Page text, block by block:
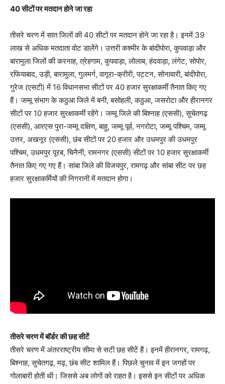
40 सीटों पर मतदान होने जा रहा
तीसरे चरण में सात जिलों की 40 सीटों पर मतदान होने जा रहा है। इनमें 39
लाख से अधिक मतदाता वोट डालेंगे। उत्तरी कश्मीर के बांदीपोरा, कुपवाड़ा और
बारामुला जिलों की करनाह, त्रेहगाम, कुपवाड़ा, लोलाब, हंदवाड़ा, लंगेट, सोपोर,
रफियाबाद, उड़ी, बारामुला, गुलमर्ग, वागूरा-क्रीरी, पट्टन, सोनावारी, बांदीपोरा,
गुरेज (एसटी) में 16 विधानसभा सीटों पर 40 हजार सुरक्षाकर्मी तैनात किए गए
हैं। जम्मू संभाग के कठुआ जिले में बनी, बसोहली, कठुआ, जसरोटा और हीरानगर
सीटों पर 10 हजार सुरक्षाकर्मी रहेंगे। जम्मू जिले की बिश्नाह (एससी), सुचेतगढ़
(एससी), आरएस पुरा-जम्मू दक्षिण, बाहु, जम्मू पूर्व, नगरोटा, जम्मू पश्चिम, जम्मू
उत्तर, अखनूर (एससी), छंब सीटों पर 20 हजार और उधमपुर की उधमपुर
पश्चिम, उधमपुर पूरब, चिनैनी, रामनगर (एससी) सीटों पर 10 हजार सुरक्षाकर्मी
तैनात किए गए गए हैं। सांबा जिले की विजयपुर, रामगढ़ और सांबा सीट पर छह
हजार सुरक्षाकर्मियों की निगरानी में मतदान होगा।
तीसरे चरण में बॉर्डर की छह सीटें
तीसरे चरण में अंतरराष्ट्रीय सीमा से सटी छह सीटें हैं। इनमें हीरानगर, रामगढ़,
बिश्नाह, सुचेतगढ़, मढ़, छंब सीट शामिल हैं। पिछले चुनाव में इन जगहों पर
गोलाबारी होती थी। जिससे अब लोगों को राहत है। इससे इन सीटों पर अधिक